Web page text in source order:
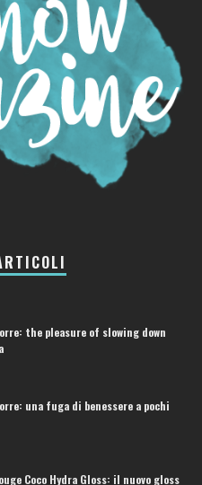
the pleasure of slowing down
una fuga di benessere a pochi
Coco Hydra Gloss: il nuovo gloss